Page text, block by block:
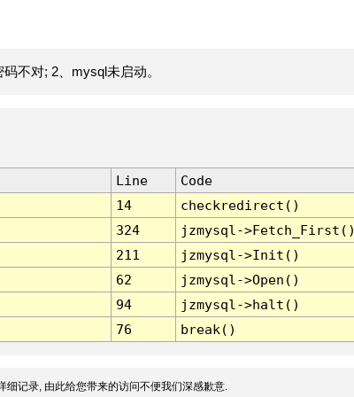
不对; 2、mysql未启动。
Line
Code
14
checkredirect()
324
jzmysql-
211
jzmysql->Init()
62
jzmysql->Open()
94
jzmysql->halt()
76 break()
细记录, 由此给您带来的访问不便我们深感歉意.